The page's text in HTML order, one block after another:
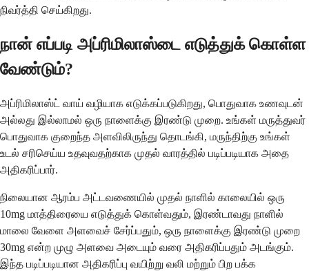
நிவர்த்தி செய்கிறது.
நான் எப்படி அப்ரிமிலாஸ்டை எடுத்துக் கொள்ள
வேண்டும்?
அப்ரிமிலாஸ்ட் வாய் வழியாக எடுக்கப்படுகிறது, பொதுவாக உணவுடன்
அல்லது இல்லாமல் ஒரு நாளைக்கு இரண்டு முறை. உங்கள் மருத்துவர்
பொதுவாக குறைந்த அளவிலிருந்து தொடங்கி, மருந்திற்கு உங்கள்
உடல் சரிசெய்ய உதவுவதற்காக முதல் வாரத்தில் படிப்படியாக அதை
அதிகரிப்பார்.
நிலையான ஆரம்ப அட்டவணையில் முதல் நாளில் காலையில் ஒரு
10mg மாத்திரையை எடுத்துக் கொள்வதும், இரண்டாவது நாளில்
மாலை வேளை அளவைச் சேர்ப்பதும், ஒரு நாளைக்கு இரண்டு முறை
30mg என்ற முழு அளவை அடையும் வரை அதிகரிப்பதும் அடங்கும்.
இந்த படிப்படியான அதிகரிப்பு வயிற்று வலி மற்றும் பிற பக்க